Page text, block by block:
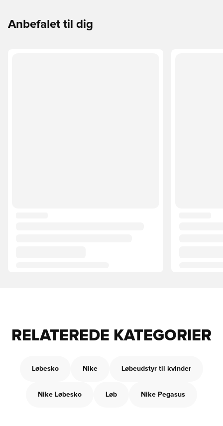
Anbefalet til dig
RELATEREDE KATEGORIER
Løbesko Nike Løbeudstyr til kvinder
Nike Løbesko Løb Nike Pegasus